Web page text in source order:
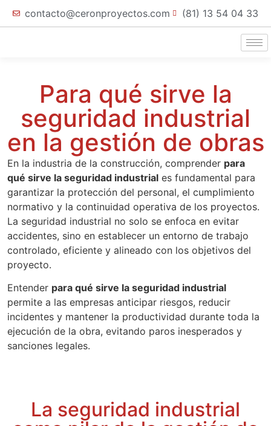
contacto@ceronproyectos.com (81) 13 54 04 33
Para qué sirve la
seguridad industrial
en la gestión de obras
En la industria de la construcción, comprender para
qué sirve la seguridad industrial es fundamental para
garantizar la protección del personal, el cumplimiento
normativo y la continuidad operativa de los proyectos.
La seguridad industrial no solo se enfoca en evitar
accidentes, sino en establecer un entorno de trabajo
controlado, eficiente y alineado con los objetivos del
proyecto.
Entender para qué sirve la seguridad industrial
permite a las empresas anticipar riesgos, reducir
incidentes y mantener la productividad durante toda la
ejecución de la obra, evitando paros inesperados y
sanciones legales.
La seguridad industrial